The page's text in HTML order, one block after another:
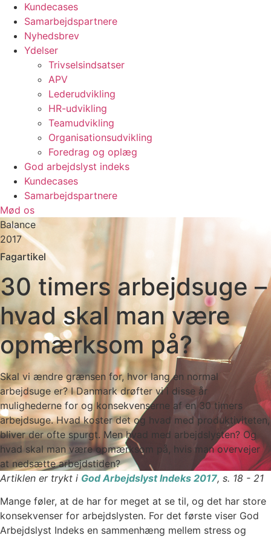
Kundecases
Samarbejdspartnere
Nyhedsbrev
Ydelser
Trivselsindsatser
APV
Lederudvikling
HR-udvikling
Teamudvikling
Organisationsudvikling
Foredrag og oplæg
God arbejdslyst indeks
Kundecases
Samarbejdspartnere
Mød os
Balance
2017
Fagartikel
30 timers arbejdsuge –
hvad skal man være
opmærksom på?
Skal vi ændre grænsen for, hvor lang en normal
arbejdsuge er? I Danmark drøfter vi i disse år
mulighederne for og konsekvenserne af en 30 timers
arbejdsuge. Hvad koster det og hvad med produktiviteten,
bliver der ofte spurgt. Men hvad med arbejdslysten? Og
hvad skal man være opmærksom på, hvis man overvejer
at nedsætte arbejdstiden?
Artiklen er trykt i God Arbejdslyst Indeks 2017, s. 18 - 21
Mange føler, at de har for meget at se til, og det har store
konsekvenser for arbejdslysten. For det første viser God
Arbejdslyst Indeks en sammenhæng mellem stress og